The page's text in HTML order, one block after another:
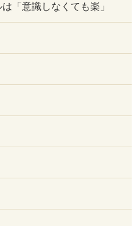
「意識しなくても楽」